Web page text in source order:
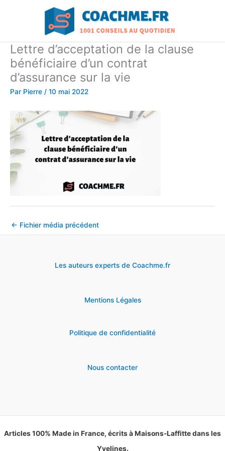
Lettre d’acceptation de la clause
bénéficiaire d’un contrat
d’assurance sur la vie
Par Pierre / 10 mai 2022
← Fichier média précédent
Les auteurs experts de Coachme.fr
Mentions Légales
Politique de confidentialité
Nous contacter
Articles 100% Made in France, écrits à Maisons-Laffitte dans les
Yvelines.